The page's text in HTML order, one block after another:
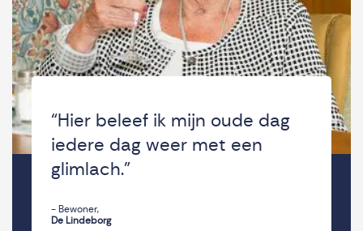
“Hier beleef ik mijn oude dag
iedere dag weer met een
glimlach.”
- Bewoner,
De Lindeborg